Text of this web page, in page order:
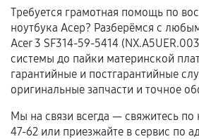
Документы для
гарантии
Гарантийный талон.
Акт выполненных работ с
услуг и сроком гарантии.
Требуется грамотная помощь по
ноутбука Асер? Разберёмся с
Acer 3 SF314-59-5414
системы до пайки материнской
гарантийные и постгарантийные
оригинальные запчасти и точное
Мы на связи всегда — свяжитесь
47-62 или приезжайте в сервис по